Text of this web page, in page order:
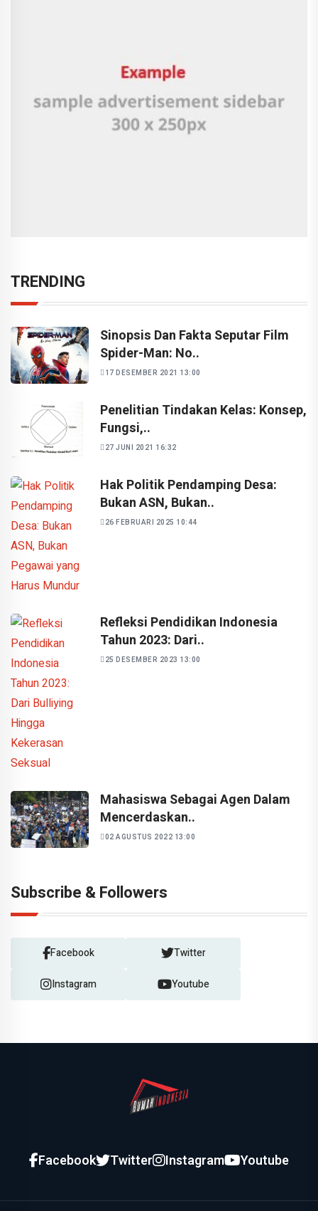
TRENDING
Sinopsis Dan Fakta Seputar Film
Spider-Man: No..
17 DESEMBER 2021 13:00
Penelitian Tindakan Kelas: Konsep,
Fungsi,..
27 JUNI 2021 16:32
Hak Politik Pendamping Desa:
Bukan ASN, Bukan..
26 FEBRUARI 2025 10:44
Refleksi Pendidikan Indonesia
Tahun 2023: Dari..
25 DESEMBER 2023 13:00
Mahasiswa Sebagai Agen Dalam
Mencerdaskan..
02 AGUSTUS 2022 13:00
Subscribe & Followers
Facebook Twitter
Instagram Youtube
Facebook Twitter Instagram Youtube